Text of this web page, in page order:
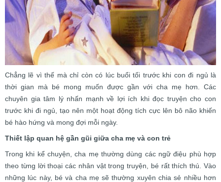
Chẳng lẽ vì thế mà chỉ còn có lúc buổi tối trước khi con đi ngủ là
thời gian mà bé mong muốn được gần với cha mẹ hơn. Các
chuyên gia tâm lý nhấn mạnh về lợi ích khi đọc truyện cho con
trước khi đi ngủ, tạo nên một hoạt động tích cực lên bô não khiến
bé hào hứng và mong đợi mỗi ngày.
Thiết lập quan hệ gần gũi giữa cha mẹ và con trẻ
Trong khi kể chuyện, cha mẹ thường dùng các ngữ điệu phù hợp
theo từng lời thoại các nhân vật trong truyện, bé rất thích thú. Vào
những lúc này, bé và cha mẹ sẽ thường xuyên chia sẻ nhiều hơn